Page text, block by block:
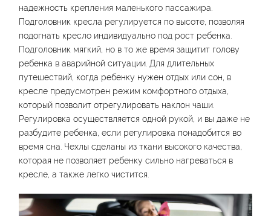
надежность крепления маленького пассажира.
Подголовник кресла регулируется по высоте, позволяя
подогнать кресло индивидуально под рост ребенка.
Подголовник мягкий, но в то же время защитит голову
ребенка в аварийной ситуации. Для длительных
путешествий, когда ребенку нужен отдых или сон, в
кресле предусмотрен режим комфортного отдыха,
который позволит отрегулировать наклон чаши.
Регулировка осуществляется одной рукой, и вы даже не
разбудите ребенка, если регулировка понадобится во
время сна. Чехлы сделаны из ткани высокого качества,
которая не позволяет ребенку сильно нагреваться в
кресле, а также легко чистится.